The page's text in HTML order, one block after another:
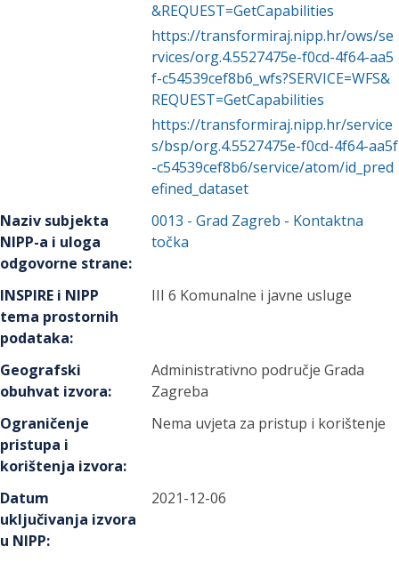
&REQUEST=GetCapabilities
https://transformiraj.nipp.hr/ows/se
rvices/org.4.5527475e-f0cd-4f64-aa5
f-c54539cef8b6_wfs?SERVICE=WFS&
REQUEST=GetCapabilities
https://transformiraj.nipp.hr/service
s/bsp/org.4.5527475e-f0cd-4f64-aa5f
-c54539cef8b6/service/atom/id_pred
efined_dataset
Naziv subjekta
NIPP-a i uloga
odgovorne strane:
0013 -Grad Zagreb - Kontaktna
točka
INSPIRE i NIPP
tema prostornih
podataka:
III 6 Komunalne i javne usluge
Geografski
obuhvat izvora:
Administrativno područje Grada
Zagreba
Ograničenje
pristupa i
korištenja izvora:
Nema uvjeta za pristup i korištenje
Datum
uključivanja izvora
u NIPP:
2021-12-06